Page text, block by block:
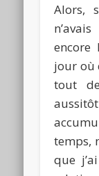
Alors,
encore
jour où
tout
temps,
que